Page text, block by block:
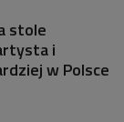
stole
i
w Polsce